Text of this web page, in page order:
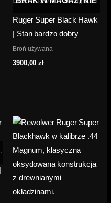
Ruger Super Black Hawk
| Stan bardzo dobry
Broń używana
3900,00 zł